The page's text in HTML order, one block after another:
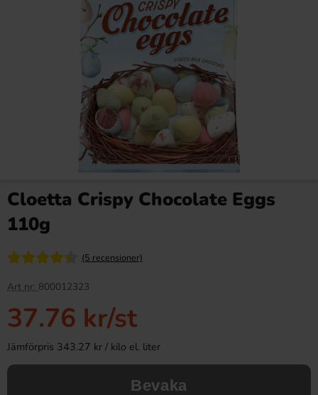
Cloetta Crispy Chocolate Eggs
110g
(5 recensioner)
Art nr: 800012323
37.76 kr/st
Jämförpris 343.27 kr / kilo el. liter
Bevaka